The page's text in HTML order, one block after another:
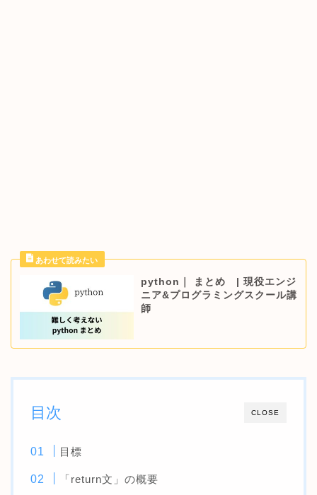
python｜ まとめ | 現役エンジ
ニア&プログラミングスクール講
師
CLOSE
目次
目標
「return文」の概要